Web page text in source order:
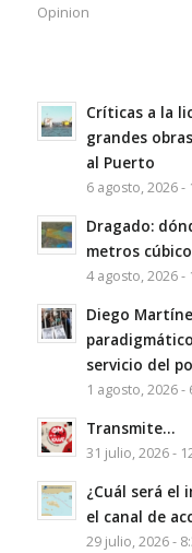
Opinion
Críticas a la
grandes
al Puerto
6 agosto, 2026 -
Dragado:
metros
4 agosto, 2026 -
Diego
servicio del
1 agosto, 2026 -
Transmite…
31 julio, 2026 -
¿Cuál será el
el canal de
29 julio, 2026 -